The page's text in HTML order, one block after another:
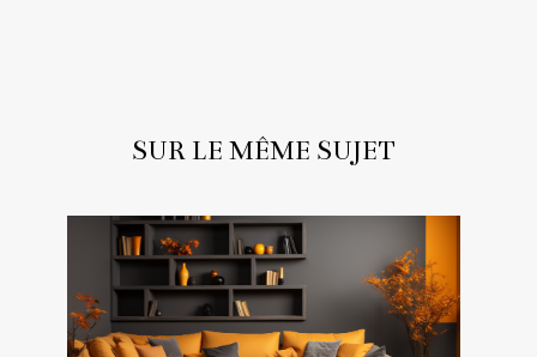
SUR LE MÊME SUJET